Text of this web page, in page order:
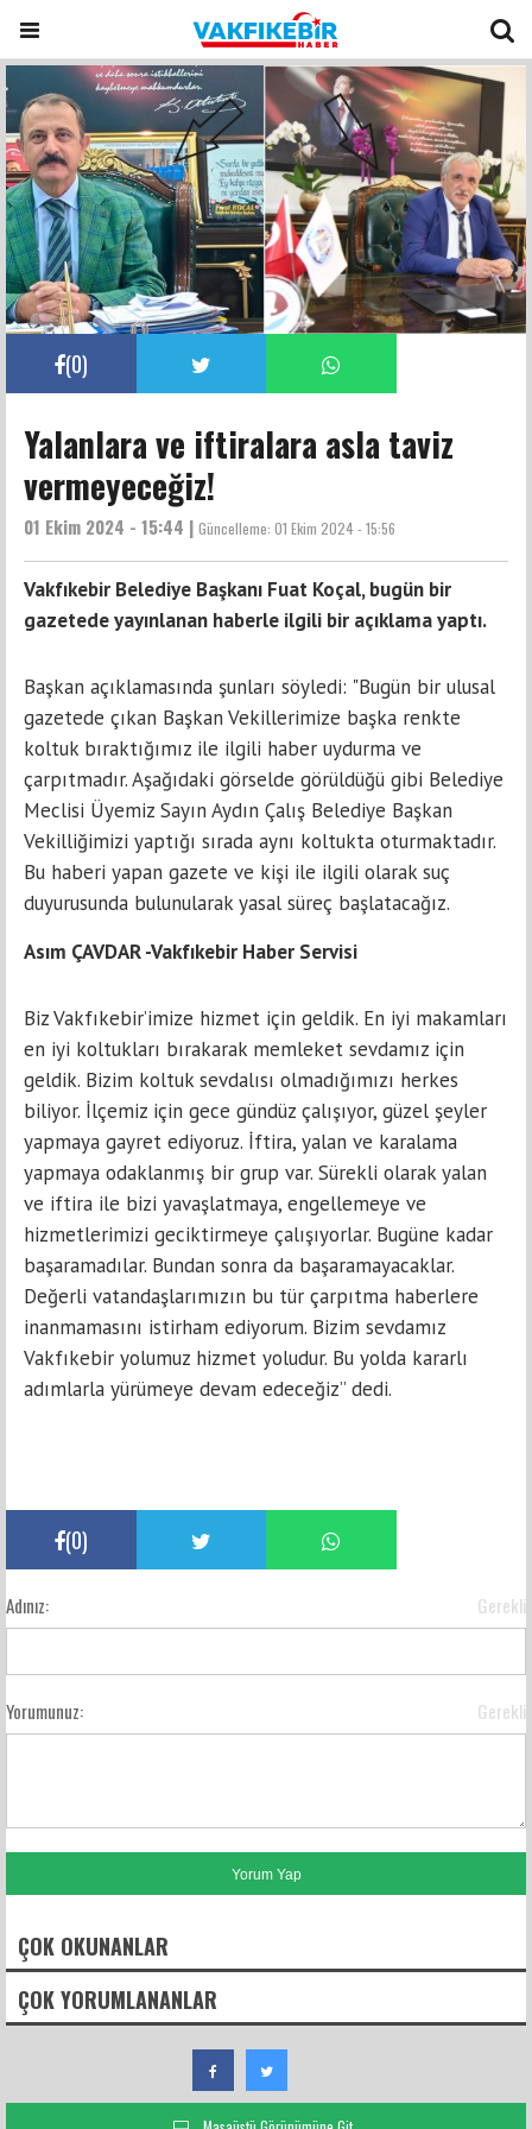
(0)
Yalanlara ve iftiralara asla taviz
vermeyeceğiz!
01 Ekim 2024 - 15:44 | Güncelleme: 01 Ekim 2024 - 15:56
Vakfıkebir Belediye Başkanı Fuat Koçal, bugün bir
gazetede yayınlanan haberle ilgili bir açıklama yaptı.
Başkan açıklamasında şunları söyledi: "Bugün bir ulusal
gazetede çıkan Başkan Vekillerimize başka renkte
koltuk bıraktığımız ile ilgili haber uydurma ve
çarpıtmadır. Aşağıdaki görselde görüldüğü gibi Belediye
Meclisi Üyemiz Sayın Aydın Çalış Belediye Başkan
Vekilliğimizi yaptığı sırada aynı koltukta oturmaktadır.
Bu haberi yapan gazete ve kişi ile ilgili olarak suç
duyurusunda bulunularak yasal süreç başlatacağız.
Asım ÇAVDAR -Vakfıkebir Haber Servisi
Biz Vakfıkebir’imize hizmet için geldik. En iyi makamları
en iyi koltukları bırakarak memleket sevdamız için
geldik. Bizim koltuk sevdalısı olmadığımızı herkes
biliyor. İlçemiz için gece gündüz çalışıyor, güzel şeyler
yapmaya gayret ediyoruz. İftira, yalan ve karalama
yapmaya odaklanmış bir grup var. Sürekli olarak yalan
ve iftira ile bizi yavaşlatmaya, engellemeye ve
hizmetlerimizi geciktirmeye çalışıyorlar. Bugüne kadar
başaramadılar. Bundan sonra da başaramayacaklar.
Değerli vatandaşlarımızın bu tür çarpıtma haberlere
inanmamasını istirham ediyorum. Bizim sevdamız
Vakfıkebir yolumuz hizmet yoludur. Bu yolda kararlı
adımlarla yürümeye devam edeceğiz” dedi.
(0)
Adınız: Gerekli
Yorumunuz: Gerekli
ÇOK OKUNANLAR
ÇOK YORUMLANANLAR